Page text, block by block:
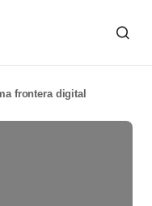
frontera digital